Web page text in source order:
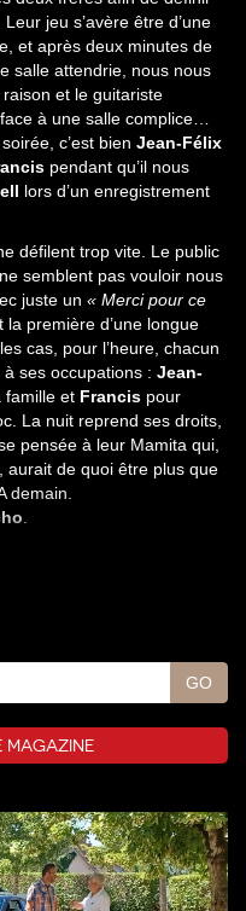
jeu s’avère être d’une
et après deux minutes de
salle attendrie, nous nous
et le guitariste
à une salle complice…
c’est bien Jean-Félix
pendant qu’il nous
lors d’un enregistrement
défilent trop vite. Le public
ne semblent pas vouloir nous
juste un « Merci pour ce
première d’une longue
cas, pour l’heure, chacun
ses occupations : Jean-
famille et Francis pour
La nuit reprend ses droits,
pensée à leur Mamita qui,
aurait de quoi être plus que
demain.
MAGAZINE